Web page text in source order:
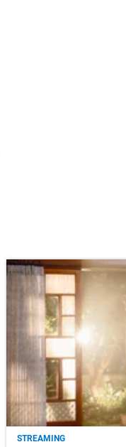
STREAMING